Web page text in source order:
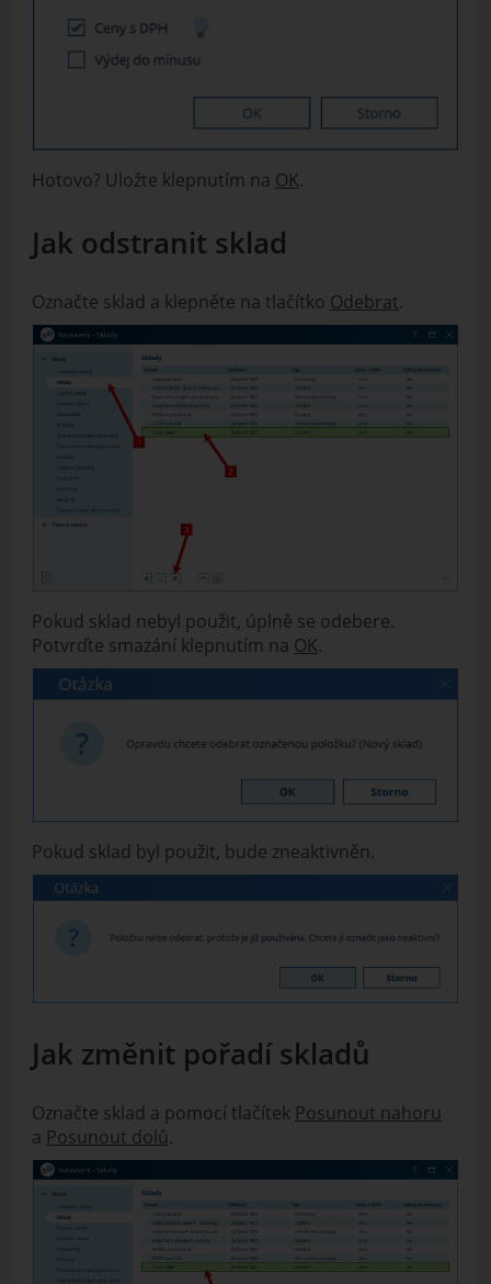
Hotovo? Uložte klepnutím na OK.
Jak odstranit sklad
Označte sklad a klepněte na tlačítko Odebrat.
Pokud sklad nebyl použit, úplně se odebere.
Potvrďte smazání klepnutím na OK.
Pokud sklad byl použit, bude zneaktivněn.
Jak změnit pořadí skladů
Označte sklad a pomocí tlačítek Posunout nahoru
a Posunout dolů.